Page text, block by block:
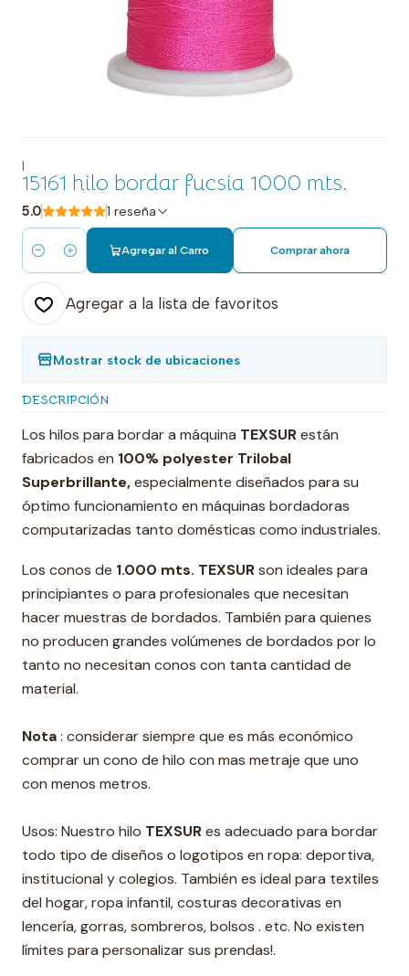
|
15161 hilo bordar fucsia 1000 mts.
5.0 1 reseña
Cantidad
Agregar al Carro Comprar ahora
Agregar a la lista de favoritos
Mostrar stock de ubicaciones
DESCRIPCIÓN
Los hilos para bordar a máquina TEXSURestán
fabricados en 100% polyester Trilobal
Superbrillante,especialmente diseñados para su
óptimo funcionamiento en máquinas bordadoras
computarizadas tanto domésticas como industriales.
Los conos de 1.000 mts. TEXSURson ideales para
principiantes o para profesionales que necesitan
hacer muestras de bordados. También para quienes
no producen grandes volúmenes de bordados por lo
tanto no necesitan conos con tanta cantidad de
material.
Nota: considerar siempre que es más económico
comprar un cono de hilo con mas metraje que uno
con menos metros.
Usos: Nuestro hilo TEXSURes adecuado para bordar
todo tipo de diseños o logotipos en ropa: deportiva,
institucional y colegios. También es ideal para textiles
del hogar, ropa infantil, costuras decorativas en
lencería, gorras, sombreros, bolsos . etc. No existen
límites para personalizar sus prendas!.